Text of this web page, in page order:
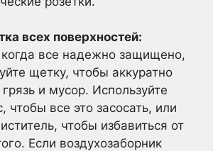
всех поверхностей:
все надежно защищено,
щетку, чтобы аккуратно
грязь и мусор. Используйте
чтобы все это засосать, или
чтобы избавиться от
Если воздухозаборник